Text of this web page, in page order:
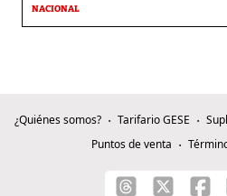
NACIONAL
¿Quiénes somos? Tarifario GESE
Puntos de venta